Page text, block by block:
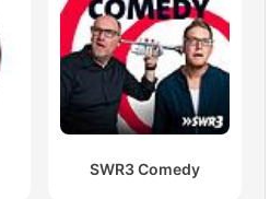
SWR3 Comedy